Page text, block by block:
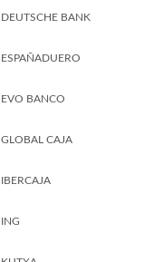
DEUTSCHE BANK
ESPAÑADUERO
EVO BANCO
GLOBAL CAJA
IBERCAJA
ING